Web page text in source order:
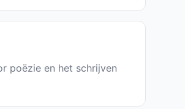
poëzie en het schrijven